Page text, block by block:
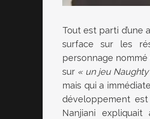
Tout est parti d’une
surface sur les
personnage nommé
sur « un jeu
mais qui a
développement
Nanjiani expliquait